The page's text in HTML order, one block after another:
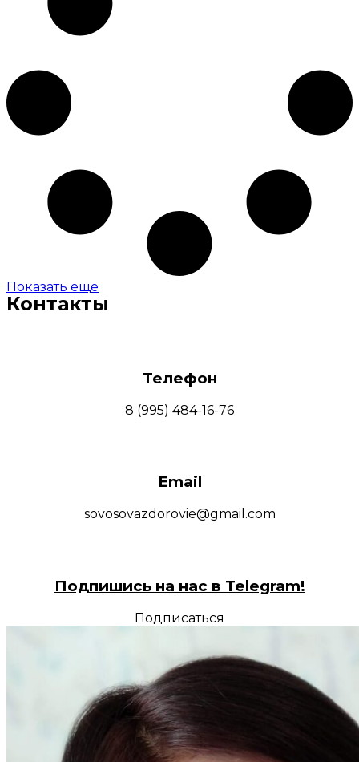
Показать еще
Контакты
Телефон
8 (995) 484-16-76
Email
sovosovazdorovie@gmail.com
Подпишись на нас в Telegram!
Подписаться